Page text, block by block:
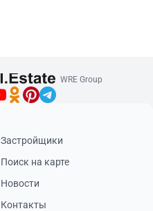
WRE Group
Застройщики
Поиск на карте
Новости
Контакты